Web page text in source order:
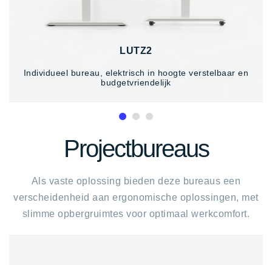
LUTZ2
Individueel bureau, elektrisch in hoogte verstelbaar en
budgetvriendelijk
Projectbureaus
Als vaste oplossing bieden deze bureaus een
verscheidenheid aan ergonomische oplossingen, met
slimme opbergruimtes voor optimaal werkcomfort.